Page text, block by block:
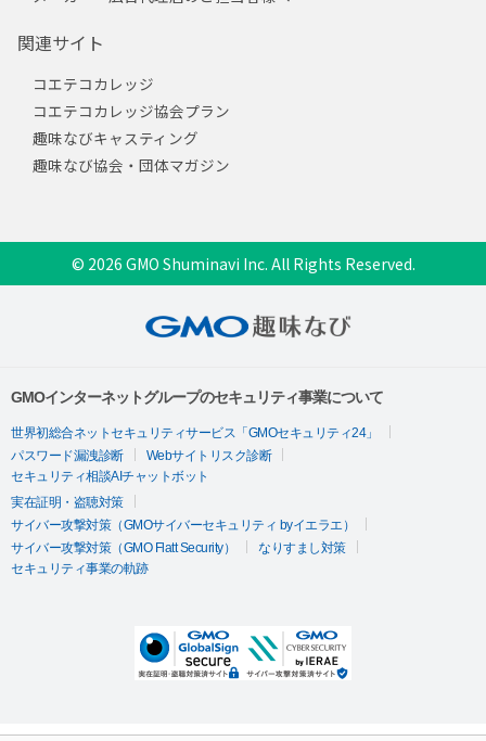
関連サイト
コエテコカレッジ
コエテコカレッジ協会プラン
趣味なびキャスティング
趣味なび協会・団体マガジン
© 2026 GMO Shuminavi Inc. All Rights Reserved.